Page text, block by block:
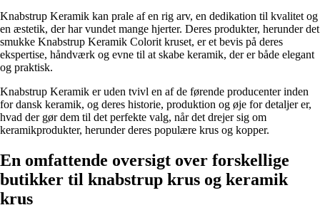
Knabstrup Keramik kan prale af en rig arv, en dedikation til kvalitet og
en æstetik, der har vundet mange hjerter. Deres produkter, herunder det
smukke Knabstrup Keramik Colorit kruset, er et bevis på deres
ekspertise, håndværk og evne til at skabe keramik, der er både elegant
og praktisk.
Knabstrup Keramik er uden tvivl en af de førende producenter inden
for dansk keramik, og deres historie, produktion og øje for detaljer er,
hvad der gør dem til det perfekte valg, når det drejer sig om
keramikprodukter, herunder deres populære krus og kopper.
En omfattende oversigt over forskellige
butikker til knabstrup krus og keramik
krus